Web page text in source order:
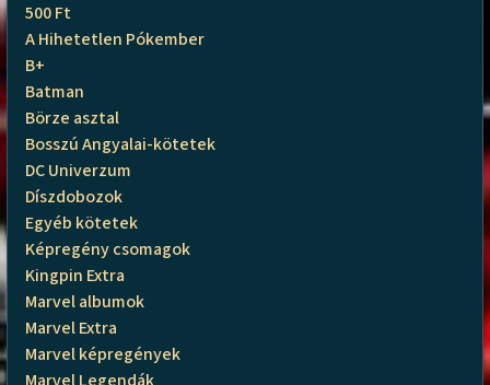
500 Ft
A Hihetetlen Pókember
B+
Batman
Börze asztal
Bosszú Angyalai-kötetek
DC Univerzum
Díszdobozok
Egyéb kötetek
Képregény csomagok
Kingpin Extra
Marvel albumok
Marvel Extra
Marvel képregények